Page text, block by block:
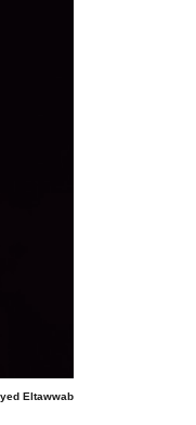
Eltawwab